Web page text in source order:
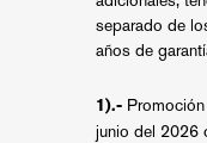
separado de
años de
1).-
junio del 2026